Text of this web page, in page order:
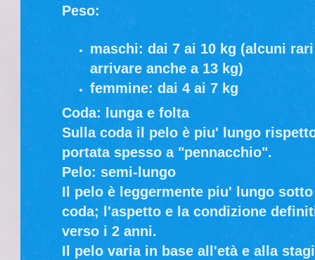
Peso:
maschi: dai 7 ai 10 kg (alcuni
arrivare anche a 13 kg)
femmine: dai 4 ai 7 kg
Coda: lunga e folta
Sulla coda il pelo è piu' lungo
portata spesso a "pennacchio".
Pelo: semi-lungo
Il pelo è leggermente piu' lungo
coda; l'aspetto e la condizione
verso i 2 anni.
Il pelo varia in base all'età e alla